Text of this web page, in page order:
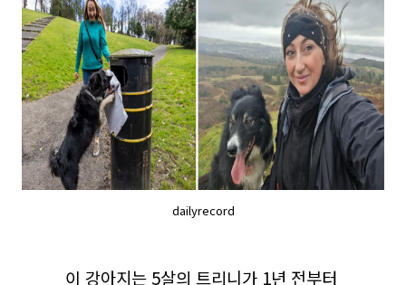
dailyrecord
이 강아지는 5살의 트리니가 1년 전부터